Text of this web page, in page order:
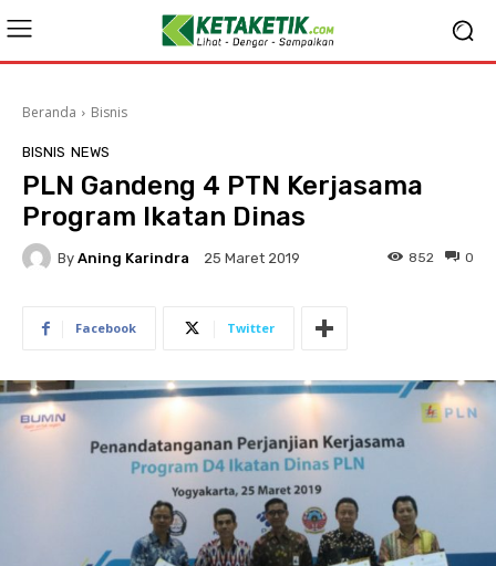
Beranda Bisnis
BISNIS NEWS
PLN Gandeng 4 PTN Kerjasama
Program Ikatan Dinas
By Aning Karindra 25 Maret 2019 0
852
Facebook Twitter